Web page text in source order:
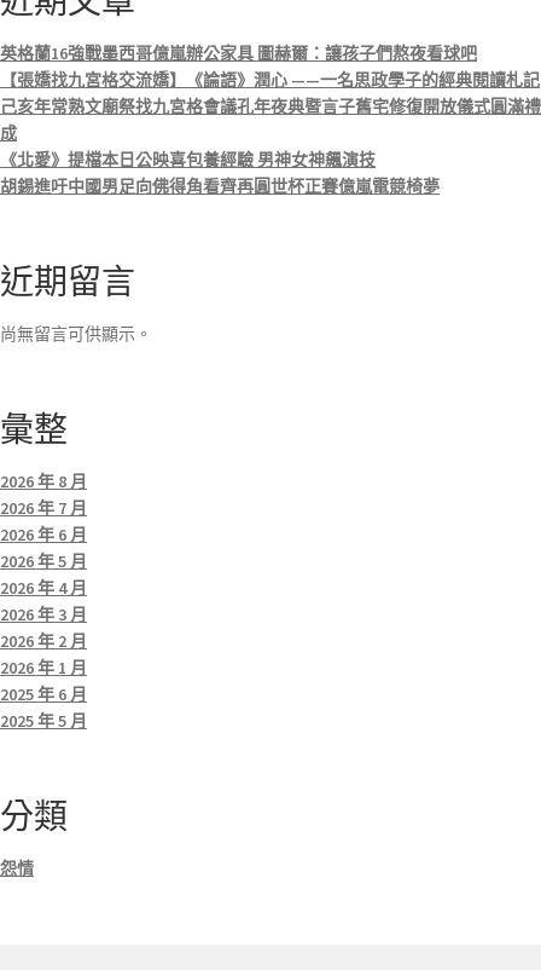
英格蘭16強戰墨西哥億嵐辦公家具 圖赫爾：讓孩子們熬夜看球吧
【張嬌找九宮格交流嬌】《論語》潤心 ——一名思政學子的經典閱讀札記
己亥年常熟文廟祭找九宮格會議孔年夜典暨言子舊宅修復開放儀式圓滿禮
成
《北愛》提檔本日公映喜包養經驗 男神女神飆演技
胡錫進吁中國男足向佛得角看齊再圓世杯正賽億嵐電競椅夢
近期留言
尚無留言可供顯示。
彙整
2026 年 8 月
2026 年 7 月
2026 年 6 月
2026 年 5 月
2026 年 4 月
2026 年 3 月
2026 年 2 月
2026 年 1 月
2025 年 6 月
2025 年 5 月
分類
怨情